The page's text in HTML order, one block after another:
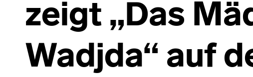
zeigt „Das
Wadjda“ auf